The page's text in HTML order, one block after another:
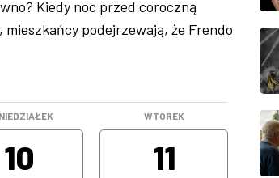
Kiedy noc przed coroczną
podejrzewają, że Frendo
10
WTOREK
11